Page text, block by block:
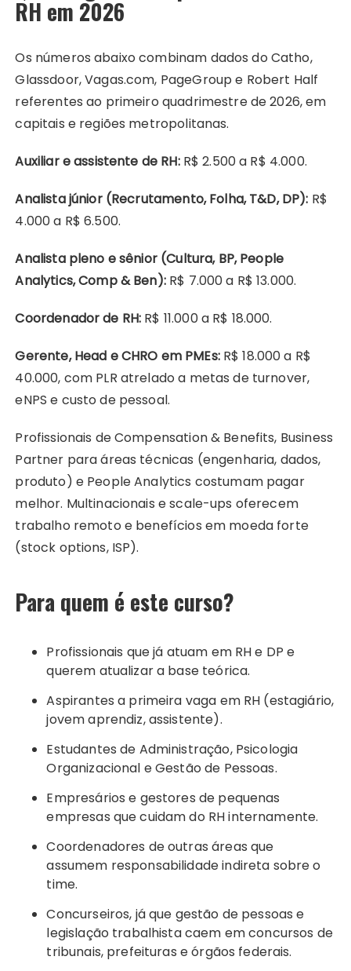
RH em 2026
Os números abaixo combinam dados do Catho,
Glassdoor, Vagas.com, PageGroup e Robert Half
referentes ao primeiro quadrimestre de 2026, em
capitais e regiões metropolitanas.
Auxiliar e assistente de RH:R$ 2.500 a R$ 4.000.
Analista júnior (Recrutamento, Folha, T&D, DP): R$
4.000 a R$ 6.500.
Analista pleno e sênior (Cultura, BP, People
Analytics, Comp & Ben):R$ 7.000 a R$ 13.000.
Coordenador de RH: R$ 11.000 a R$ 18.000.
Gerente, Head e CHRO em PMEs:R$ 18.000 a R$
40.000, com PLR atrelado a metas de turnover,
eNPS e custo de pessoal.
Profissionais de Compensation & Benefits, Business
Partner para áreas técnicas (engenharia, dados,
produto) e People Analytics costumam pagar
melhor. Multinacionais e scale-ups oferecem
trabalho remoto e benefícios em moeda forte
(stock options, ISP).
Para quem é este curso?
Profissionais que já atuam em RH e DP e
querem atualizar a base teórica.
Aspirantes a primeira vaga em RH (estagiário,
jovem aprendiz, assistente).
Estudantes de Administração, Psicologia
Organizacional e Gestão de Pessoas.
Empresários e gestores de pequenas
empresas que cuidam do RH internamente.
Coordenadores de outras áreas que
assumem responsabilidade indireta sobre o
time.
Concurseiros, já que gestão de pessoas e
legislação trabalhista caem em concursos de
tribunais, prefeituras e órgãos federais.